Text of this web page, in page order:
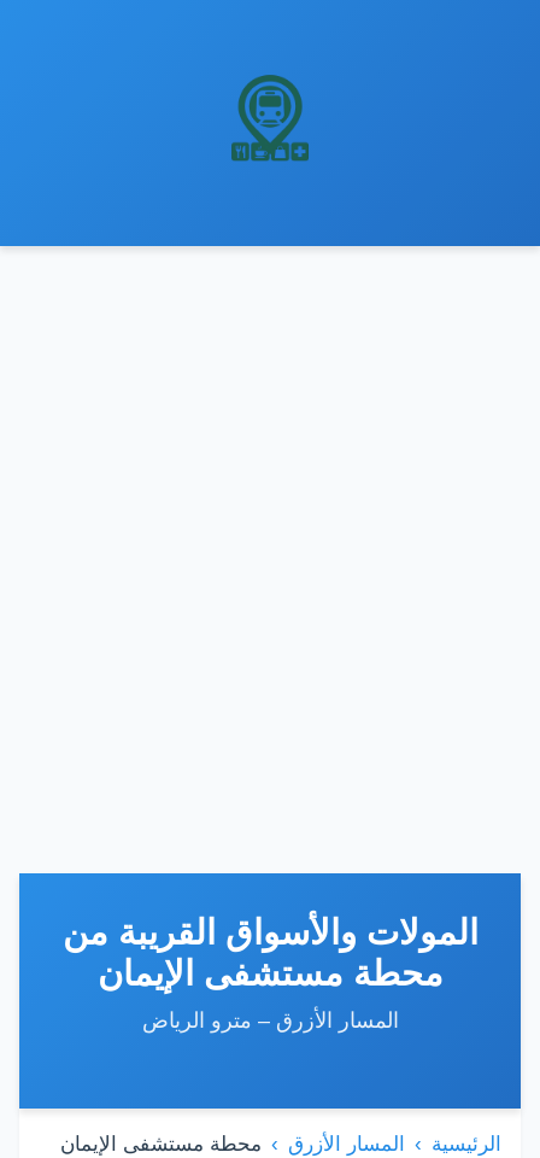
المولات والأسواق القريبة من
محطة مستشفى الإيمان
المسار الأزرق – مترو الرياض
الرئيسية المسار الأزرق محطة مستشفى الإيمان